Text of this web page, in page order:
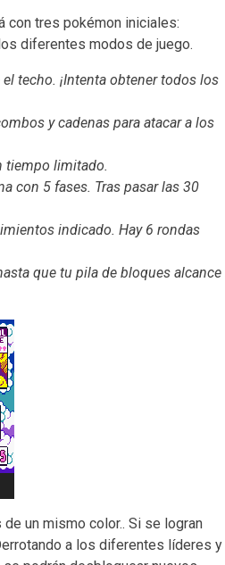
con tres pokémon iniciales:
diferentes modos de juego.
techo. ¡Intenta obtener todos los
y cadenas para atacar a los
tiempo limitado.
con 5 fases. Tras pasar las 30
indicado. Hay 6 rondas
que tu pila de bloques alcance
un mismo color.. Si se logran
a los diferentes líderes y